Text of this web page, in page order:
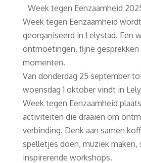
Week tegen Eenzaamheid
Week tegen Eenzaamheid
georganiseerd in Lelystad. Een
ontmoetingen, fijne gesprekken
momenten.
Van donderdag 25 september
woensdag 1 oktober vindt in
Week tegen Eenzaamheid
activiteiten die draaien om
verbinding. Denk aan samen
spelletjes doen, muziek maken,
inspirerende workshops.